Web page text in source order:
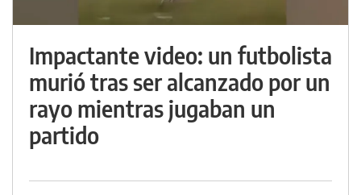
Impactante video: un futbolista
murió tras ser alcanzado por un
rayo mientras jugaban un
partido